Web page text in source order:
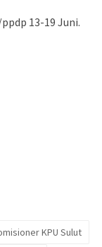
13-19 Juni.
KPU Sulut